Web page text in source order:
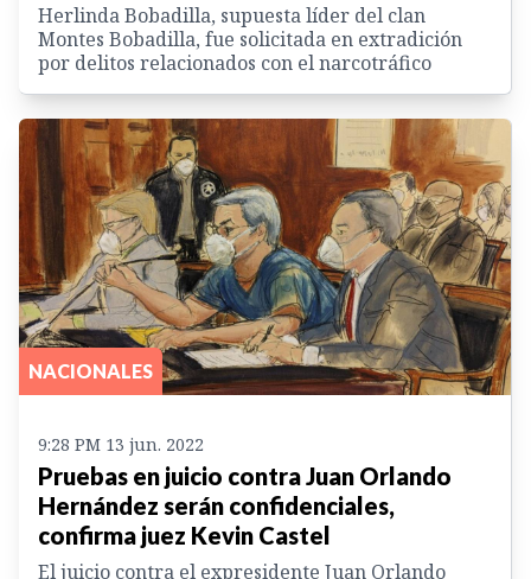
Herlinda Bobadilla, supuesta líder del clan
Montes Bobadilla, fue solicitada en extradición
por delitos relacionados con el narcotráfico
NACIONALES
9:28 PM 13 jun. 2022
Pruebas en juicio contra Juan Orlando
Hernández serán confidenciales,
confirma juez Kevin Castel
El juicio contra el expresidente Juan Orlando